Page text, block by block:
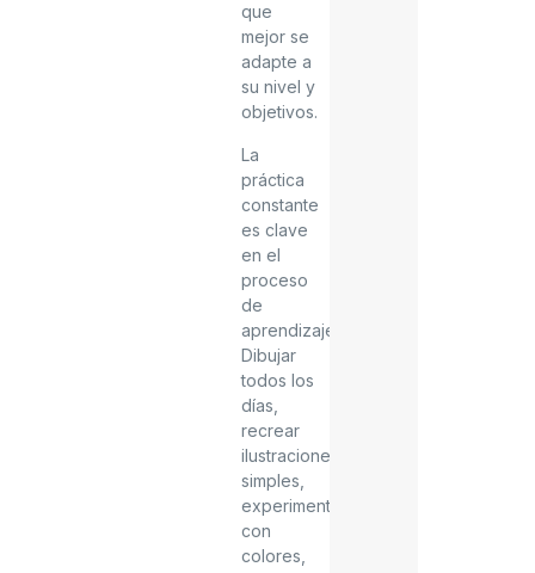
que
mejor se
adapte a
su nivel y
objetivos.
La
práctica
constante
es clave
en el
proceso
de
aprendizaje.
Dibujar
todos los
días,
recrear
ilustraciones
simples,
experimentar
con
colores,